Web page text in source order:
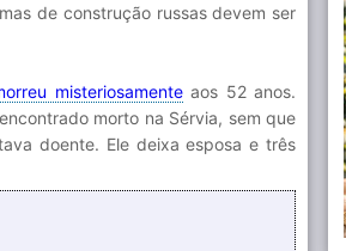
de construção russas devem ser
misteriosamenteaos 52 anos.
morto na Sérvia, sem que
doente. Ele deixa esposa e três